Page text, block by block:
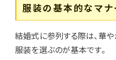
服装の基本的なマナ
結婚式に参列する際は、華
服装を選ぶのが基本です。